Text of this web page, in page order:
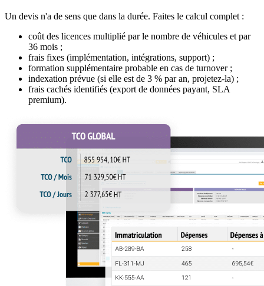
Un devis n'a de sens que dans la durée. Faites le calcul complet :
coût des licences multiplié par le nombre de véhicules et par
36 mois ;
frais fixes (implémentation, intégrations, support) ;
formation supplémentaire probable en cas de turnover ;
indexation prévue (si elle est de 3 % par an, projetez-la) ;
frais cachés identifiés (export de données payant, SLA
premium).